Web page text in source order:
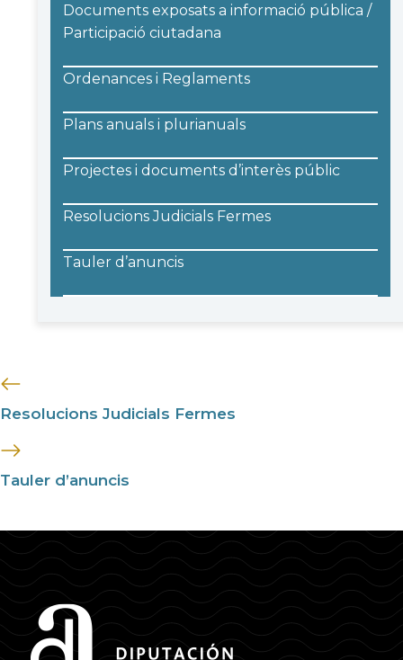
Documents exposats a informació pública /
Participació ciutadana
Ordenances i Reglaments
Plans anuals i plurianuals
Projectes i documents d’interès públic
Resolucions Judicials Fermes
Tauler d’anuncis
Resolucions Judicials Fermes
Tauler d’anuncis